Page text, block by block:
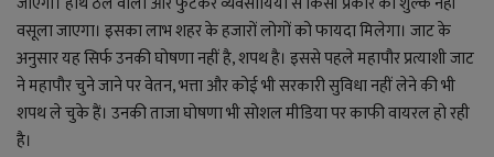
वसूला जाएगा। इसका लाभ शहर के हजारों लोगों को फायदा मिलेगा। जाट के
अनुसार यह सिर्फ उनकी घोषणा नहीं है, शपथ है। इससे पहले महापौर प्रत्याशी जाट
ने महापौर चुने जाने पर वेतन, भत्ता और कोई भी सरकारी सुविधा नहीं लेने की भी
शपथ ले चुके हैं। उनकी ताजा घोषणा भी सोशल मीडिया पर काफी वायरल हो रही
है।